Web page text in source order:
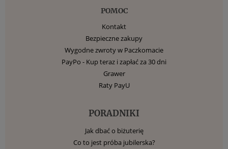
POMOC
Kontakt
Bezpieczne zakupy
Wygodne zwroty w Paczkomacie
PayPo - Kup teraz i zapłać za 30 dni
Grawer
Raty PayU
PORADNIKI
Jak dbać o biżuterię
Co to jest próba jubilerska?